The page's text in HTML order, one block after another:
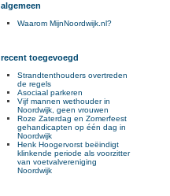
algemeen
Waarom MijnNoordwijk.nl?
recent toegevoegd
Strandtenthouders overtreden
de regels
Asociaal parkeren
Vijf mannen wethouder in
Noordwijk, geen vrouwen
Roze Zaterdag en Zomerfeest
gehandicapten op één dag in
Noordwijk
Henk Hoogervorst beëindigt
klinkende periode als voorzitter
van voetvalvereniging
Noordwijk